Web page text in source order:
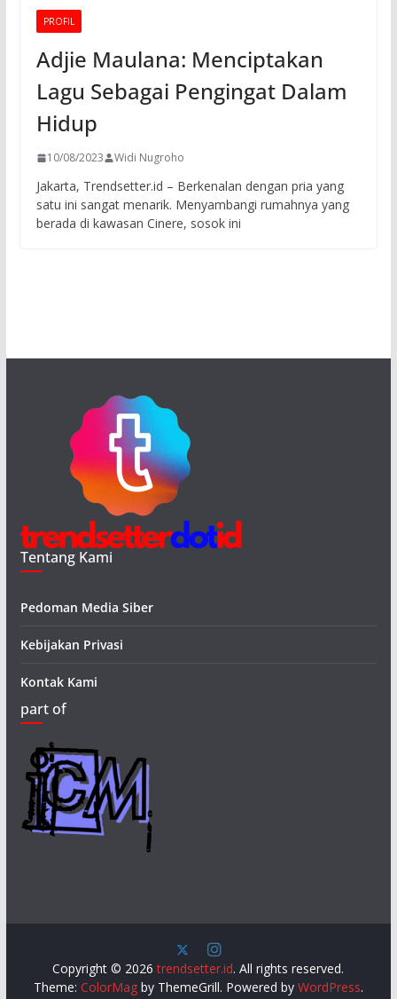
PROFIL
Adjie Maulana: Menciptakan
Lagu Sebagai Pengingat Dalam
Hidup
10/08/2023 Widi Nugroho
Jakarta, Trendsetter.id – Berkenalan dengan pria yang
satu ini sangat menarik. Menyambangi rumahnya yang
berada di kawasan Cinere, sosok ini
Tentang Kami
Pedoman Media Siber
Kebijakan Privasi
Kontak Kami
part of
Copyright © 2026trendsetter.id. All rights reserved.
Theme: ColorMagby ThemeGrill. Powered by WordPress.